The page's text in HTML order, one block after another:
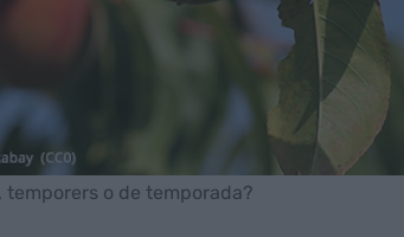
o de temporada?